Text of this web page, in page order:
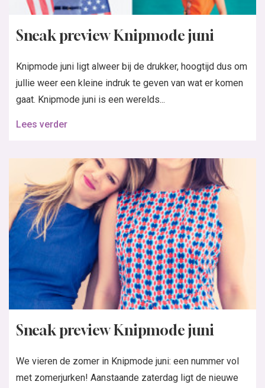
Sneak preview Knipmode juni
Knipmode juni ligt alweer bij de drukker, hoogtijd dus om
jullie weer een kleine indruk te geven van wat er komen
gaat. Knipmode juni is een werelds...
Lees verder
Sneak preview Knipmode juni
We vieren de zomer in Knipmode juni: een nummer vol
met zomerjurken! Aanstaande zaterdag ligt de nieuwe